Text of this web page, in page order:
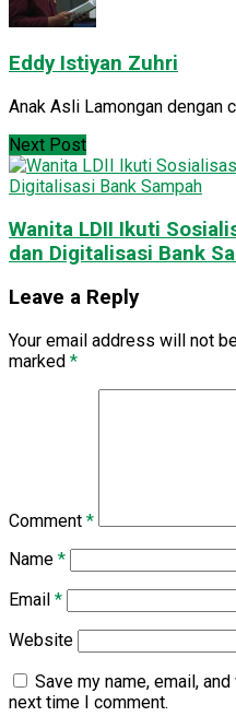
Eddy Istiyan Zuhri
Anak Asli Lamongan dengan
Next Post
Wanita LDII Ikuti
dan Digitalisasi Bank
Leave a Reply
Your email address will not
marked *
Comment *
Name *
Email *
Website
Save my name, email,
next time I comment.